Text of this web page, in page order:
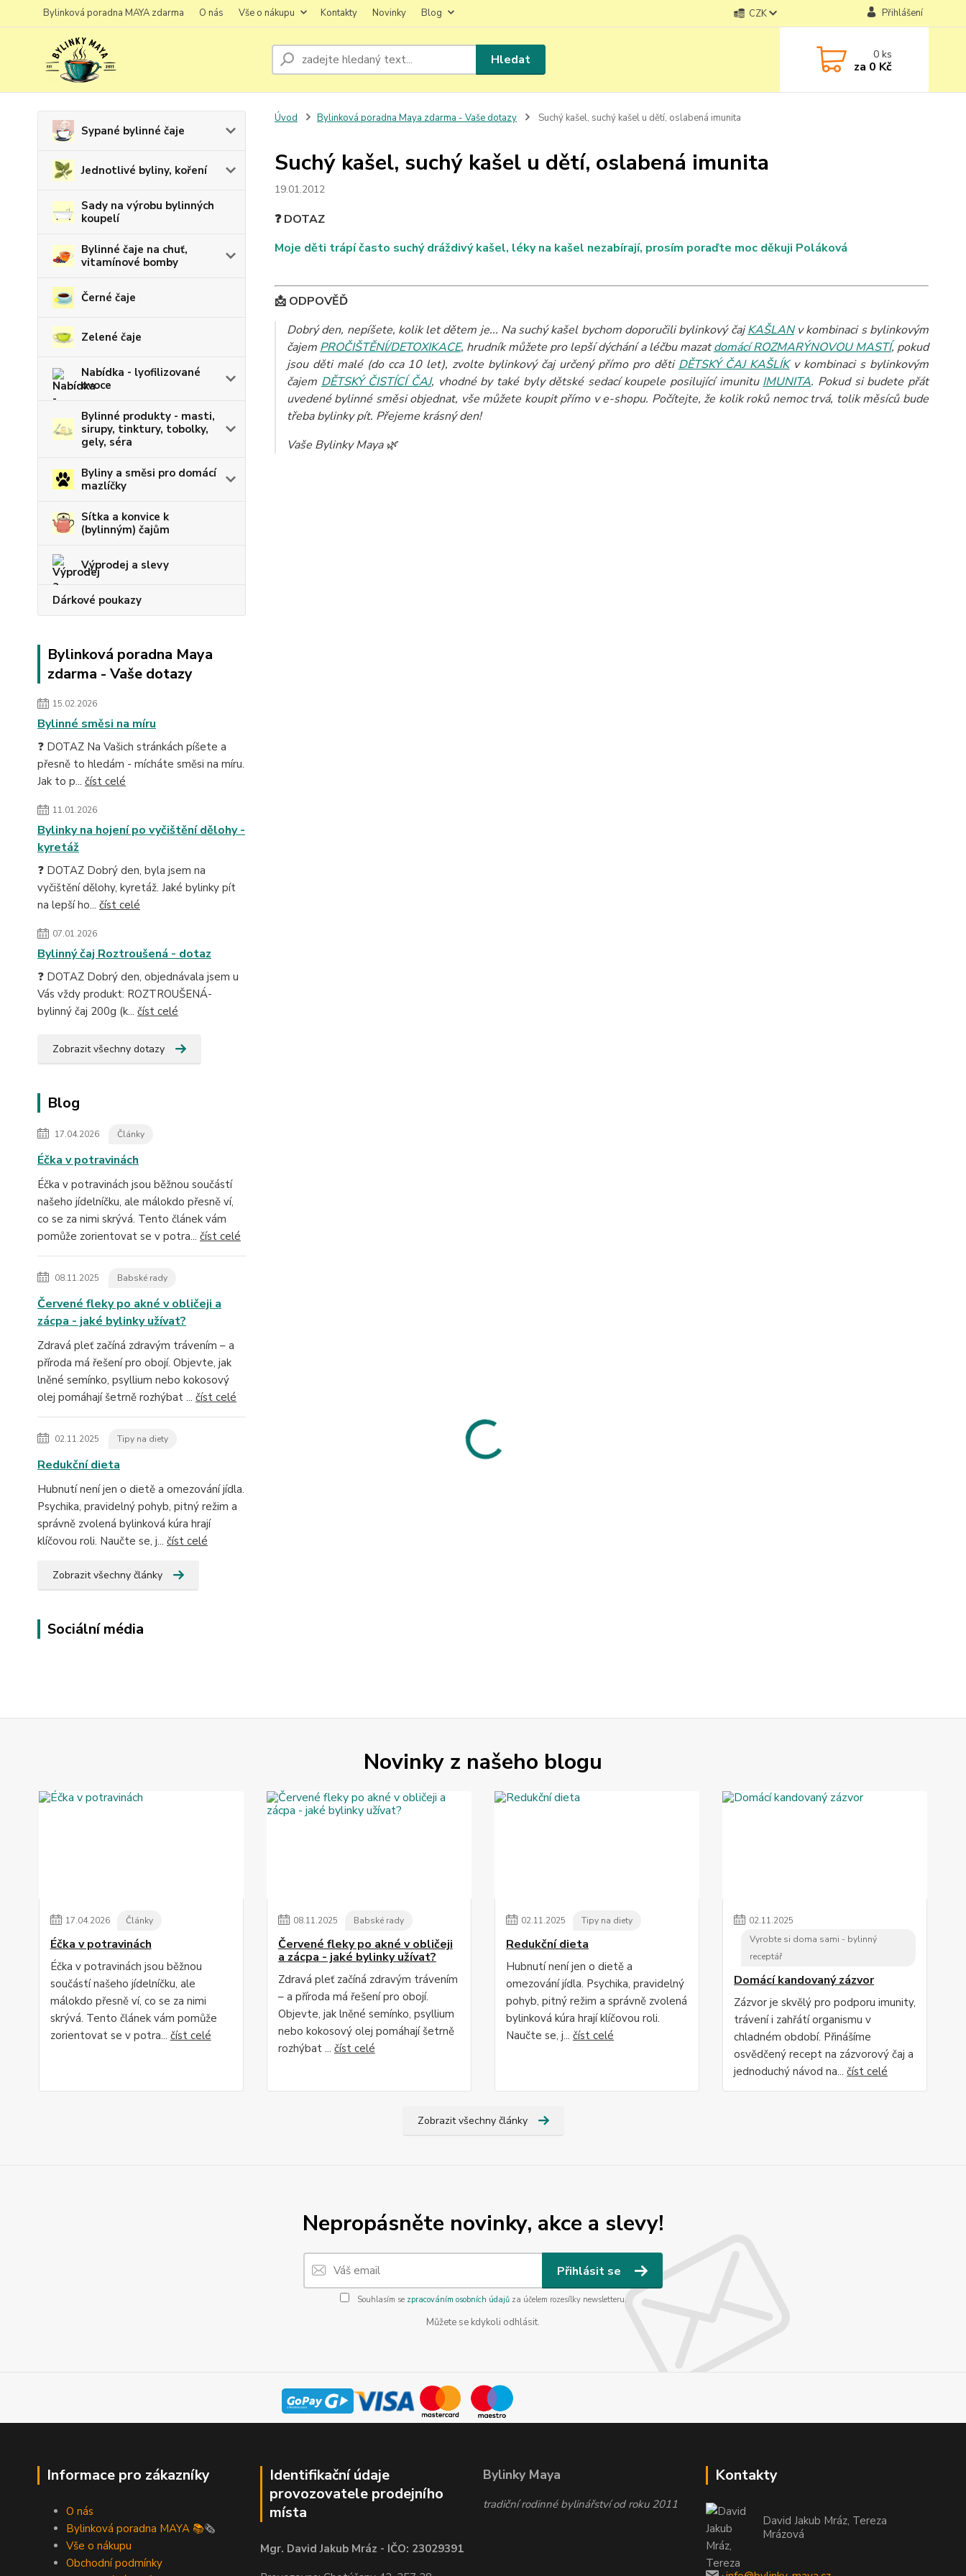
Bylinková poradna MAYA zdarma O nás Vše o nákupu Kontakty Novinky Blog CZK Přihlášení
Hledat 0ks
za 0 Kč
Sypané bylinné čaje
Jednotlivé byliny, koření
Sady na výrobu bylinných
koupelí
Bylinné čaje na chuť,
vitamínové bomby
Černé čaje
Zelené čaje
Nabídka - lyofilizované
ovoce
Bylinné produkty - masti,
sirupy, tinktury, tobolky,
gely, séra
Byliny a směsi pro domácí
mazlíčky
Sítka a konvice k
(bylinným) čajům
Výprodej a slevy
Dárkové poukazy
Bylinková poradna Maya
zdarma - Vaše dotazy
15.02.2026
Bylinné směsi na míru
❓ DOTAZ Na Vašich stránkách píšete a
přesně to hledám - mícháte směsi na míru.
Jak to p... číst celé
11.01.2026
Bylinky na hojení po vyčištění dělohy -
kyretáž
❓ DOTAZ Dobrý den, byla jsem na
vyčištění dělohy, kyretáž. Jaké bylinky pít
na lepší ho... číst celé
07.01.2026
Bylinný čaj Roztroušená - dotaz
❓ DOTAZ Dobrý den, objednávala jsem u
Vás vždy produkt: ROZTROUŠENÁ-
bylinný čaj 200g (k... číst celé
Zobrazit všechny dotazy
Blog
17.04.2026 Články
Éčka v potravinách
Éčka v potravinách jsou běžnou součástí
našeho jídelníčku, ale málokdo přesně ví,
co se za nimi skrývá. Tento článek vám
pomůže zorientovat se v potra... číst celé
08.11.2025 Babské rady
Červené fleky po akné v obličeji a
zácpa - jaké bylinky užívat?
Zdravá pleť začíná zdravým trávením – a
příroda má řešení pro obojí. Objevte, jak
lněné semínko, psyllium nebo kokosový
olej pomáhají šetrně rozhýbat ... číst celé
02.11.2025 Tipy na diety
Redukční dieta
Hubnutí není jen o dietě a omezování jídla.
Psychika, pravidelný pohyb, pitný režim a
správně zvolená bylinková kúra hrají
klíčovou roli. Naučte se, j... číst celé
Zobrazit všechny články
Sociální média
Úvod Bylinková poradna Maya zdarma - Vaše dotazy Suchý kašel, suchý kašel u dětí, oslabená imunita
Suchý kašel, suchý kašel u dětí, oslabená imunita
19.01.2012
❓ DOTAZ
Moje děti trápí často suchý dráždivý kašel, léky na kašel nezabírají, prosím poraďte moc děkuji Poláková
📩 ODPOVĚĎ
Dobrý den, nepíšete, kolik let dětem je... Na suchý kašel bychom doporučili bylinkový čajKAŠLANv kombinaci s bylinkovým
čajem PROČIŠTĚNÍ/DETOXIKACE, hrudník můžete pro lepší dýchání a léčbu mazatdomácí ROZMARÝNOVOU MASTÍ, pokud
jsou děti malé (do cca 10 let), zvolte bylinkový čaj určený přímo pro děti DĚTSKÝ ČAJ KAŠLÍKv kombinaci s bylinkovým
čajem DĚTSKÝ ČISTÍCÍ ČAJ, vhodné by také byly dětské sedací koupele posilující imunitu IMUNITA. Pokud si budete přát
uvedené bylinné směsi objednat, vše můžete koupit přímo v e-shopu. Počítejte, že kolik roků nemoc trvá, tolik měsíců bude
třeba bylinky pít. Přejeme krásný den!
Vaše Bylinky Maya 🌿
Novinky z našeho blogu
17.04.2026 Články
Éčka v potravinách
Éčka v potravinách jsou běžnou
součástí našeho jídelníčku, ale
málokdo přesně ví, co se za nimi
skrývá. Tento článek vám pomůže
zorientovat se v potra... číst celé
08.11.2025 Babské rady
Červené fleky po akné v obličeji
a zácpa - jaké bylinky užívat?
Zdravá pleť začíná zdravým trávením
– a příroda má řešení pro obojí.
Objevte, jak lněné semínko, psyllium
nebo kokosový olej pomáhají šetrně
rozhýbat ... číst celé
02.11.2025 Tipy na diety
Redukční dieta
Hubnutí není jen o dietě a
omezování jídla. Psychika, pravidelný
pohyb, pitný režim a správně zvolená
bylinková kúra hrají klíčovou roli.
Naučte se, j... číst celé
02.11.2025
Vyrobte si doma sami - bylinný
receptář
Domácí kandovaný zázvor
Zázvor je skvělý pro podporu imunity,
trávení i zahřátí organismu v
chladném období. Přinášíme
osvědčený recept na zázvorový čaj a
jednoduchý návod na...číst celé
Zobrazit všechny články
Nepropásněte novinky, akce a slevy!
Přihlásit se
Souhlasím se zpracováním osobních údajůza účelem rozesílky newsletteru.
Můžete se kdykoli odhlásit.
Informace pro zákazníky
O nás
Bylinková poradna MAYA 📚🗞️
Vše o nákupu
Obchodní podmínky
Identifikační údaje
provozovatele prodejního
místa
Mgr. David Jakub Mráz - IČO: 23029391
Bylinky Maya
tradiční rodinné bylinářství od roku 2011
Kontakty
David Jakub Mráz, Tereza
Mrázová